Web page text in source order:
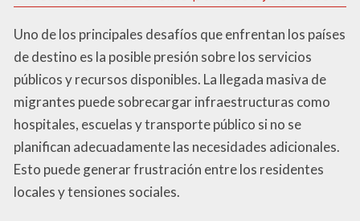
Uno de los principales desafíos que enfrentan los países
de destino es la posible presión sobre los servicios
públicos y recursos disponibles. La llegada masiva de
migrantes puede sobrecargar infraestructuras como
hospitales, escuelas y transporte público si no se
planifican adecuadamente las necesidades adicionales.
Esto puede generar frustración entre los residentes
locales y tensiones sociales.